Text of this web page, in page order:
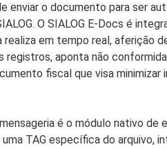
enviar o documento para ser
O SIALOG E-Docs é
em tempo real, aferição
registros, aponta não
fiscal que visa
é o módulo nativo de
TAG específica do arquivo,